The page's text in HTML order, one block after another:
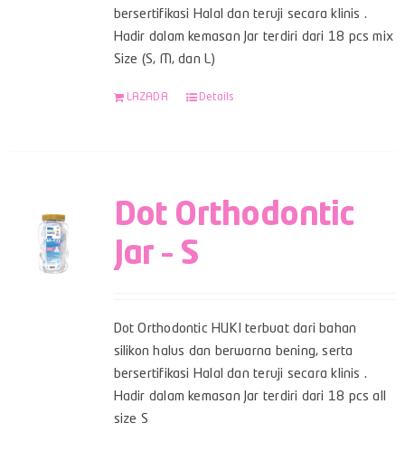
bersertifikasi Halal dan teruji secara klinis .
Hadir dalam kemasan Jar terdiri dari 18 pcs mix
Size (S, M, dan L)
LAZADA Details
Dot Orthodontic
Jar – S
Dot Orthodontic HUKI terbuat dari bahan
silikon halus dan berwarna bening, serta
bersertifikasi Halal dan teruji secara klinis .
Hadir dalam kemasan Jar terdiri dari 18 pcs all
size S